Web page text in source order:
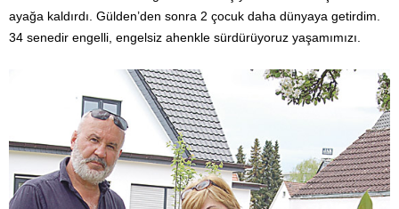
ayağa kaldırdı. Gülden’den sonra 2 çocuk daha dünyaya getirdim.
34 senedir engelli, engelsiz ahenkle sürdürüyoruz yaşamımızı.